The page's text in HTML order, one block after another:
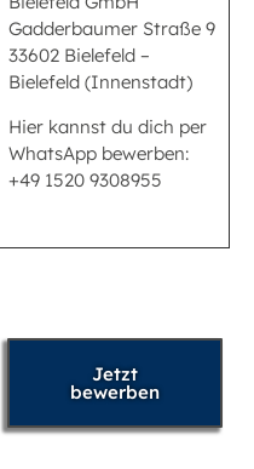
Gadderbaumer Straße 9
33602 Bielefeld –
Bielefeld (Innenstadt)
Hier kannst du dich per
WhatsApp bewerben:
+49 1520 9308955
Jetzt
bewerben